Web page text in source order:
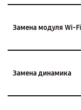
Замена модуля Wi-Fi
Замена динамика